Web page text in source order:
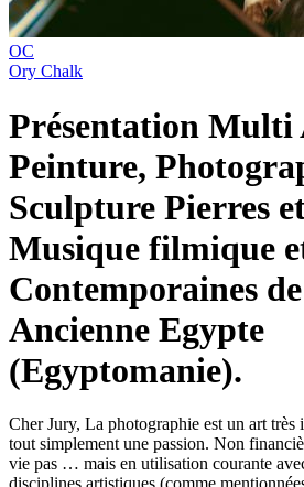
OC
Ory Chalk
Présentation
Peinture,
Sculpture Pierres
Musique filmique
Contemporaines
Ancienne Egypte
(Egyptomanie).
Cher Jury, La photographie est un art très
tout simplement une passion. Non
vie pas … mais en utilisation courante